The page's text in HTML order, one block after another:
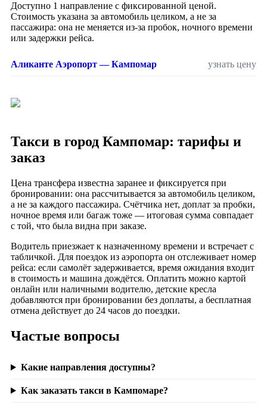
Доступно 1 направление с фиксированной ценой.
Стоимость указана за автомобиль целиком, а не за
пассажира: она не меняется из-за пробок, ночного времени
или задержки рейса.
Аликанте Аэропорт — Кампомар узнать цену
Такси в город Кампомар: тарифы и
заказ
Цена трансфера известна заранее и фиксируется при
бронировании: она рассчитывается за автомобиль целиком,
а не за каждого пассажира. Счётчика нет, доплат за пробки,
ночное время или багаж тоже — итоговая сумма совпадает
с той, что была видна при заказе.
Водитель приезжает к назначенному времени и встречает с
табличкой. Для поездок из аэропорта он отслеживает номер
рейса: если самолёт задерживается, время ожидания входит
в стоимость и машина дождётся. Оплатить можно картой
онлайн или наличными водителю, детские кресла
добавляются при бронировании без доплаты, а бесплатная
отмена действует до 24 часов до поездки.
Частые вопросы
Какие направления доступны?
Как заказать такси в Кампомаре?